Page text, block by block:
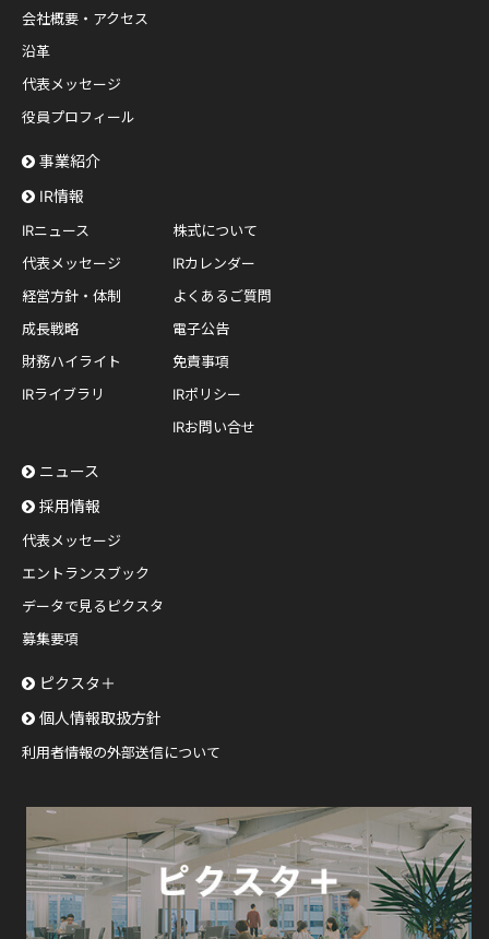
会社概要・アクセス
沿革
代表メッセージ
役員プロフィール
事業紹介
IR情報
IRニュース
代表メッセージ
経営方針・体制
成長戦略
財務ハイライト
IRライブラリ
株式について
IRカレンダー
よくあるご質問
電子公告
免責事項
IRポリシー
IRお問い合せ
ニュース
採用情報
代表メッセージ
エントランスブック
データで見るピクスタ
募集要項
ピクスタ＋
個人情報取扱方針
利用者情報の外部送信について